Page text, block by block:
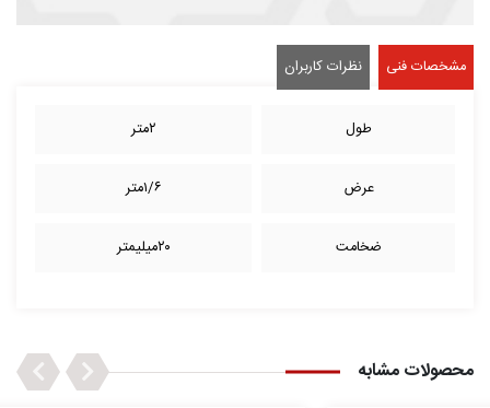
مشخصات فنی نظرات کاربران
طول ۲متر
عرض ۱/۶متر
ضخامت ۲۰میلیمتر
محصولات مشابه Previous
Next